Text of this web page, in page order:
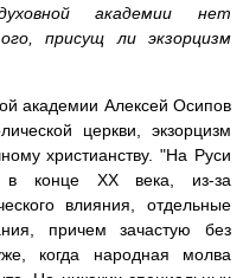
академии нет
присущ ли экзорцизм
академии Алексей Осипов
церкви, экзорцизм
христианству. "На Руси
в конце XX века, из-за
влияния, отдельные
причем зачастую без
когда народная молва